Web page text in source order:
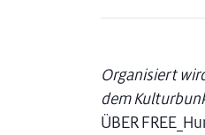
Organisiert
dem
ÜBER